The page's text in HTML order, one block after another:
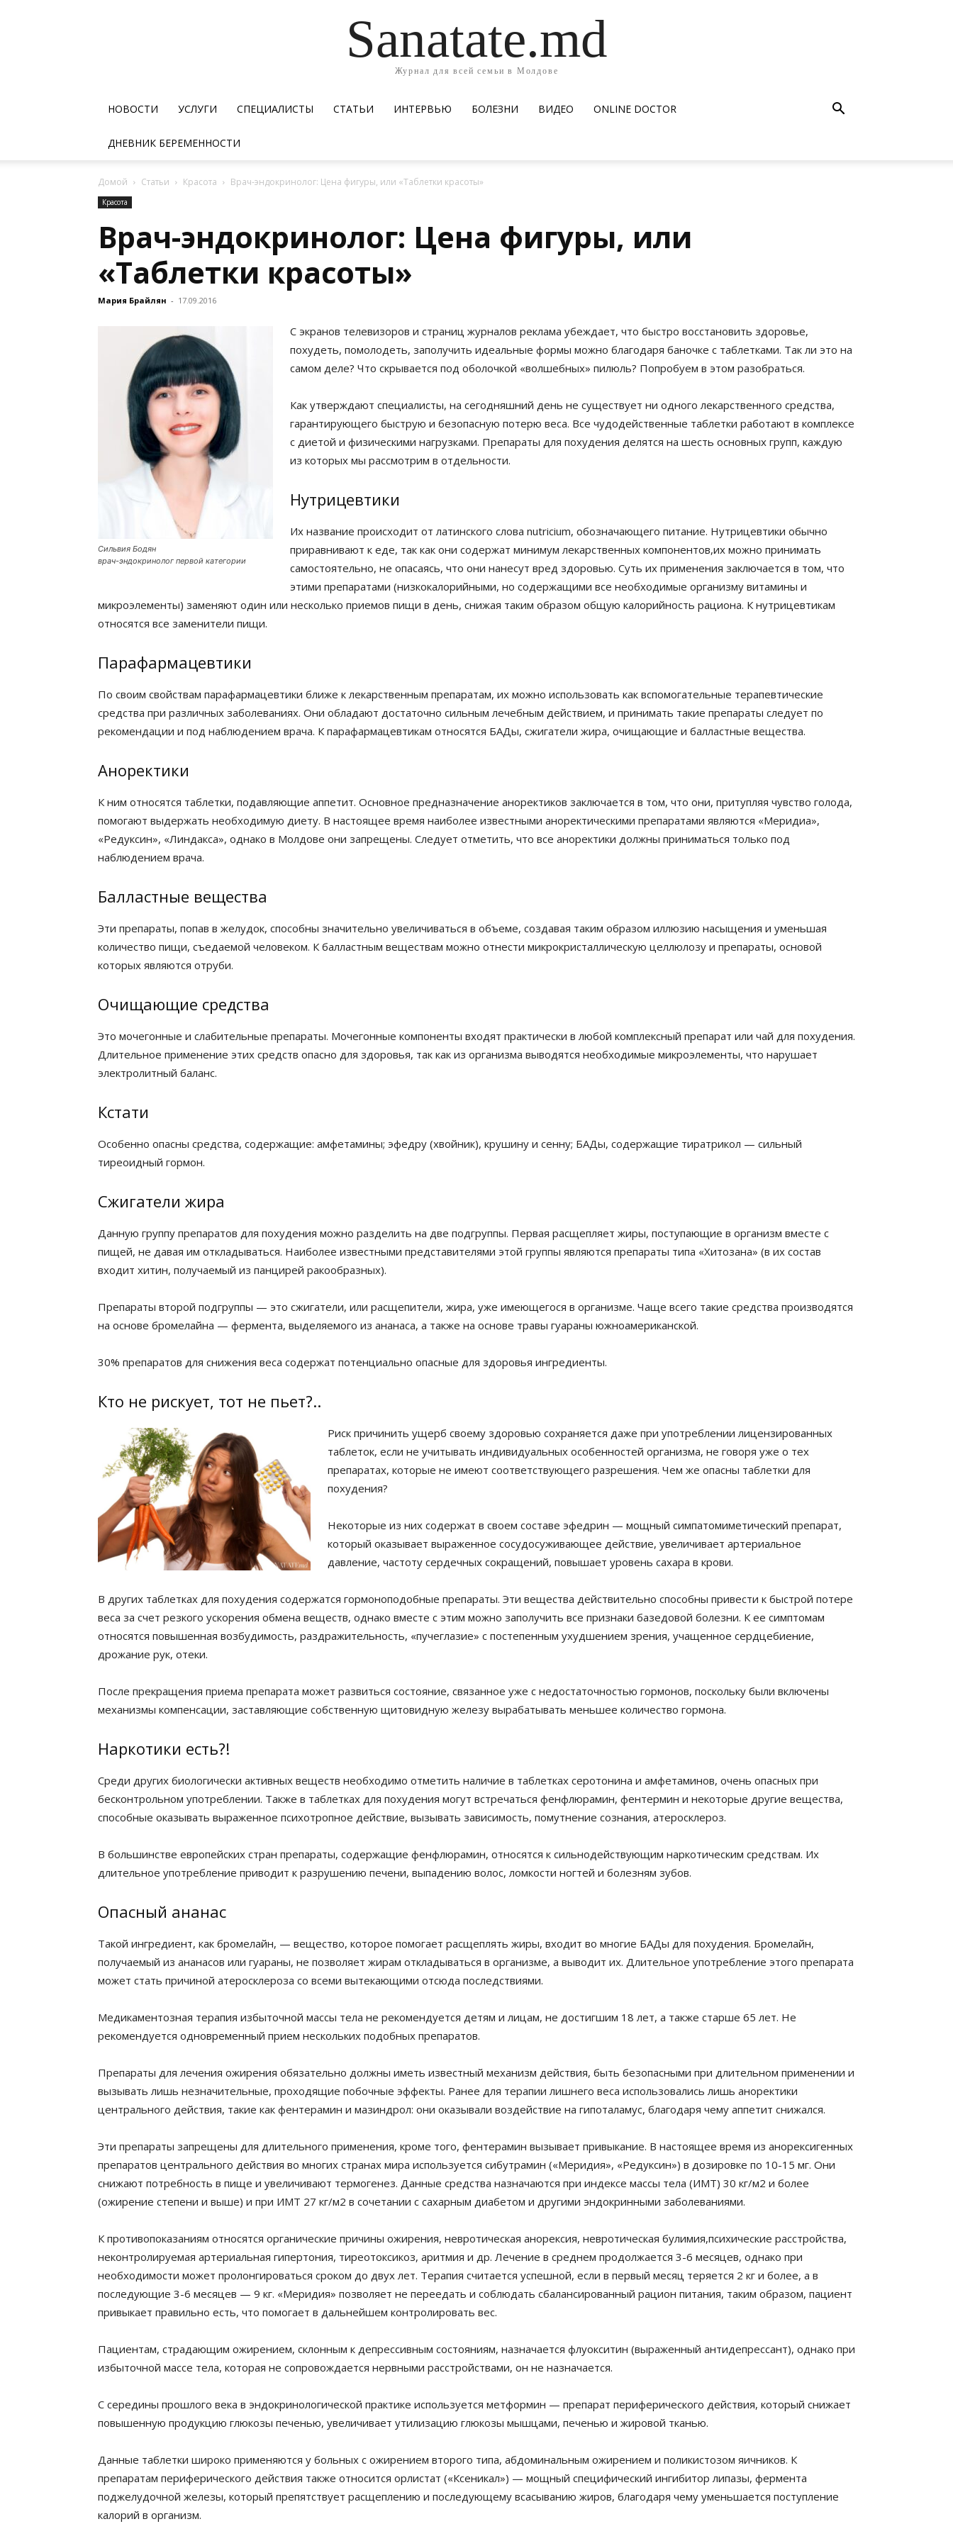
Sanatate.md
Журнал для всей семьи в Молдове
НОВОСТИ УСЛУГИ СПЕЦИАЛИСТЫ СТАТЬИ ИНТЕРВЬЮ БОЛЕЗНИ ВИДЕО ОNLINE DOCTOR
ДНЕВНИК БЕРЕМЕННОСТИ
Домой Статьи Красота Bрач-эндокринолог: Цена фигуры, или «Таблетки красоты»
Красота
Bрач-эндокринолог: Цена фигуры, или
«Таблетки красоты»
Мария Брайлян - 17.09.2016
Сильвия Бодян
врач-эндокринолог первой категории
С экранов телевизоров и страниц журналов реклама убеждает, что быстро восстановить здоровье,
похудеть, помолодеть, заполучить идеальные формы можно благодаря баночке с таблетками. Так ли это на
самом деле? Что скрывается под оболочкой «волшебных» пилюль? Попробуем в этом разобраться.
Как утверждают специалисты, на сегодняшний день не существует ни одного лекарственного средства,
гарантирующего быструю и безопасную потерю веса. Все чудодейственные таблетки работают в комплексе
с диетой и физическими нагрузками. Препараты для похудения делятся на шесть основных групп, каждую
из которых мы рассмотрим в отдельности.
Нутрицевтики
Их название происходит от латинского слова nutricium, обозначающего питание. Нутрицевтики обычно
приравнивают к еде, так как они содержат минимум лекарственных компонентов,их можно принимать
самостоятельно, не опасаясь, что они нанесут вред здоровью. Суть их применения заключается в том, что
этими препаратами (низкокалорийными, но содержащими все необходимые организму витамины и
микроэлементы) заменяют один или несколько приемов пищи в день, снижая таким образом общую калорийность рациона. К нутрицевтикам
относятся все заменители пищи.
Парафармацевтики
По своим свойствам парафармацевтики ближе к лекарственным препаратам, их можно использовать как вспомогательные терапевтические
средства при различных заболеваниях. Они обладают достаточно сильным лечебным действием, и принимать такие препараты следует по
рекомендации и под наблюдением врача. К парафармацевтикам относятся БАДы, сжигатели жира, очищающие и балластные вещества.
Аноректики
К ним относятся таблетки, подавляющие аппетит. Основное предназначение аноректиков заключается в том, что они, притупляя чувство голода,
помогают выдержать необходимую диету. В настоящее время наиболее известными аноректическими препаратами являются «Меридиа»,
«Редуксин», «Линдакса», однако в Молдове они запрещены. Следует отметить, что все аноректики должны приниматься только под
наблюдением врача.
Балластные вещества
Эти препараты, попав в желудок, способны значительно увеличиваться в объеме, создавая таким образом иллюзию насыщения и уменьшая
количество пищи, съедаемой человеком. К балластным веществам можно отнести микрокристаллическую целлюлозу и препараты, основой
которых являются отруби.
Очищающие средства
Это мочегонные и слабительные препараты. Мочегонные компоненты входят практически в любой комплексный препарат или чай для похудения.
Длительное применение этих средств опасно для здоровья, так как из организма выводятся необходимые микроэлементы, что нарушает
электролитный баланс.
Кстати
Особенно опасны средства, содержащие: амфетамины; эфедру (хвойник), крушину и сенну; БАДы, содержащие тиратрикол — сильный
тиреоидный гормон.
Сжигатели жира
Данную группу препаратов для похудения можно разделить на две подгруппы. Первая расщепляет жиры, поступающие в организм вместе с
пищей, не давая им откладываться. Наиболее известными представителями этой группы являются препараты типа «Хитозана» (в их состав
входит хитин, получаемый из панцирей ракообразных).
Препараты второй подгруппы — это сжигатели, или расщепители, жира, уже имеющегося в организме. Чаще всего такие средства производятся
на основе бромелайна — фермента, выделяемого из ананаса, а также на основе травы гуараны южноамериканской.
30% препаратов для снижения веса содержат потенциально опасные для здоровья ингредиенты.
Кто не рискует, тот не пьет?..
Риск причинить ущерб своему здоровью сохраняется даже при употреблении лицензированных
таблеток, если не учитывать индивидуальных особенностей организма, не говоря уже о тех
препаратах, которые не имеют соответствующего разрешения. Чем же опасны таблетки для
похудения?
Некоторые из них содержат в своем составе эфедрин — мощный симпатомиметический препарат,
который оказывает выраженное сосудосуживающее действие, увеличивает артериальное
давление, частоту сердечных сокращений, повышает уровень сахара в крови.
В других таблетках для похудения содержатся гормоноподобные препараты. Эти вещества действительно способны привести к быстрой потере
веса за счет резкого ускорения обмена веществ, однако вместе с этим можно заполучить все признаки базедовой болезни. К ее симптомам
относятся повышенная возбудимость, раздражительность, «пучеглазие» с постепенным ухудшением зрения, учащенное сердцебиение,
дрожание рук, отеки.
После прекращения приема препарата может развиться состояние, связанное уже с недостаточностью гормонов, поскольку были включены
механизмы компенсации, заставляющие собственную щитовидную железу вырабатывать меньшее количество гормона.
Наркотики есть?!
Среди других биологически активных веществ необходимо отметить наличие в таблетках серотонина и амфетаминов, очень опасных при
бесконтрольном употреблении. Также в таблетках для похудения могут встречаться фенфлюрамин, фентермин и некоторые другие вещества,
способные оказывать выраженное психотропное действие, вызывать зависимость, помутнение сознания, атеросклероз.
В большинстве европейских стран препараты, содержащие фенфлюрамин, относятся к сильнодействующим наркотическим средствам. Их
длительное употребление приводит к разрушению печени, выпадению волос, ломкости ногтей и болезням зубов.
Опасный ананас
Такой ингредиент, как бромелайн, — вещество, которое помогает расщеплять жиры, входит во многие БАДы для похудения. Бромелайн,
получаемый из ананасов или гуараны, не позволяет жирам откладываться в организме, а выводит их. Длительное употребление этого препарата
может стать причиной атеросклероза со всеми вытекающими отсюда последствиями.
Медикаментозная терапия избыточной массы тела не рекомендуется детям и лицам, не достигшим 18 лет, а также старше 65 лет. Не
рекомендуется одновременный прием нескольких подобных препаратов.
Препараты для лечения ожирения обязательно должны иметь известный механизм действия, быть безопасными при длительном применении и
вызывать лишь незначительные, проходящие побочные эффекты. Ранее для терапии лишнего веса использовались лишь аноректики
центрального действия, такие как фентерамин и мазиндрол: они оказывали воздействие на гипоталамус, благодаря чему аппетит снижался.
Эти препараты запрещены для длительного применения, кроме того, фентерамин вызывает привыкание. В настоящее время из анорексигенных
препаратов центрального действия во многих странах мира используется сибутрамин («Меридия», «Редуксин») в дозировке по 10-15 мг. Они
снижают потребность в пище и увеличивают термогенез. Данные средства назначаются при индексе массы тела (ИМТ) 30 кг/м2 и более
(ожирение степени и выше) и при ИМТ 27 кг/м2 в сочетании с сахарным диабетом и другими эндокринными заболеваниями.
К противопоказаниям относятся органические причины ожирения, невротическая анорексия, невротическая булимия,психические расстройства,
неконтролируемая артериальная гипертония, тиреотоксикоз, аритмия и др. Лечение в среднем продолжается 3-6 месяцев, однако при
необходимости может пролонгироваться сроком до двух лет. Терапия считается успешной, если в первый месяц теряется 2 кг и более, а в
последующие 3-6 месяцев — 9 кг. «Меридия» позволяет не переедать и соблюдать сбалансированный рацион питания, таким образом, пациент
привыкает правильно есть, что помогает в дальнейшем контролировать вес.
Пациентам, страдающим ожирением, склонным к депрессивным состояниям, назначается флуокситин (выраженный антидепрессант), однако при
избыточной массе тела, которая не сопровождается нервными расстройствами, он не назначается.
С середины прошлого века в эндокринологической практике используется метформин — препарат периферического действия, который снижает
повышенную продукцию глюкозы печенью, увеличивает утилизацию глюкозы мышцами, печенью и жировой тканью.
Данные таблетки широко применяются у больных с ожирением второго типа, абдоминальным ожирением и поликистозом яичников. К
препаратам периферического действия также относится орлистат («Ксеникал») — мощный специфический ингибитор липазы, фермента
поджелудочной железы, который препятствует расщеплению и последующему всасыванию жиров, благодаря чему уменьшается поступление
калорий в организм.